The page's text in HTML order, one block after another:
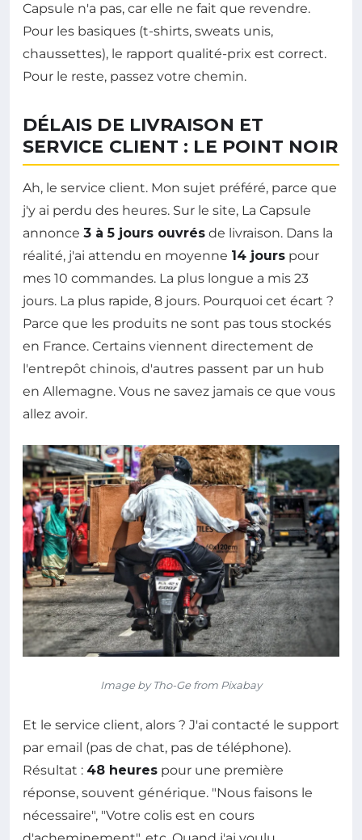
Capsule n'a pas, car elle ne fait que revendre.
Pour les basiques (t-shirts, sweats unis,
chaussettes), le rapport qualité-prix est correct.
Pour le reste, passez votre chemin.
DÉLAIS DE LIVRAISON ET
SERVICE CLIENT : LE POINT NOIR
Ah, le service client. Mon sujet préféré, parce que
j'y ai perdu des heures. Sur le site, La Capsule
annonce 3 à 5 jours ouvrés de livraison. Dans la
réalité, j'ai attendu en moyenne 14 jours pour
mes 10 commandes. La plus longue a mis 23
jours. La plus rapide, 8 jours. Pourquoi cet écart ?
Parce que les produits ne sont pas tous stockés
en France. Certains viennent directement de
l'entrepôt chinois, d'autres passent par un hub
en Allemagne. Vous ne savez jamais ce que vous
allez avoir.
Image by Tho-Ge from Pixabay
Et le service client, alors ? J'ai contacté le support
par email (pas de chat, pas de téléphone).
Résultat : 48 heures pour une première
réponse, souvent générique. "Nous faisons le
nécessaire", "Votre colis est en cours